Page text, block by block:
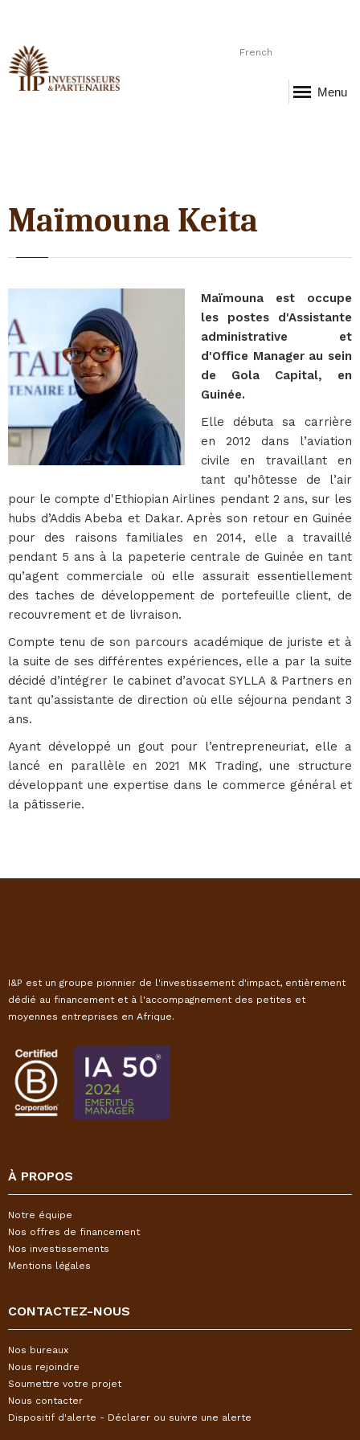
French
Menu
Maïmouna Keita
Maïmouna est occupe
les postes d'Assistante
administrative et
d'Office Manager au sein
de Gola Capital, en
Guinée.
Elle débuta sa carrière
en 2012 dans l’aviation
civile en travaillant en
tant qu’hôtesse de l’air
pour le compte d'Ethiopian Airlines pendant 2 ans, sur les
hubs d’Addis Abeba et Dakar. Après son retour en Guinée
pour des raisons familiales en 2014, elle a travaillé
pendant 5 ans à la papeterie centrale de Guinée en tant
qu’agent commerciale où elle assurait essentiellement
des taches de développement de portefeuille client, de
recouvrement et de livraison.
Compte tenu de son parcours académique de juriste et à
la suite de ses différentes expériences, elle a par la suite
décidé d’intégrer le cabinet d’avocat SYLLA & Partners en
tant qu’assistante de direction où elle séjourna pendant 3
ans.
Ayant développé un gout pour l’entrepreneuriat, elle a
lancé en parallèle en 2021 MK Trading, une structure
développant une expertise dans le commerce général et
la pâtisserie.
I&P est un groupe pionnier de l'investissement d'impact, entièrement
dédié au financement et à l'accompagnement des petites et
moyennes entreprises en Afrique.
À PROPOS
Notre équipe
Nos offres de financement
Nos investissements
Mentions légales
CONTACTEZ-NOUS
Nos bureaux
Nous rejoindre
Soumettre votre projet
Nous contacter
Dispositif d'alerte - Déclarer ou suivre une alerte